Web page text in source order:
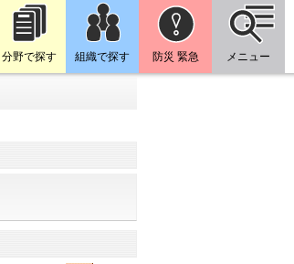
分野で探す 組織で探す 防災 緊急 メニュー